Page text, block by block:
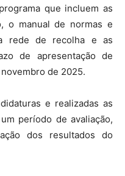
que incluem as
o manual de normas e
rede de recolha e as
de apresentação de
de 2025.
e realizadas as
período de avaliação,
dos resultados do